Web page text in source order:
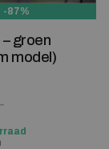
-87%
groen
model)
prijs
is: 15,-.